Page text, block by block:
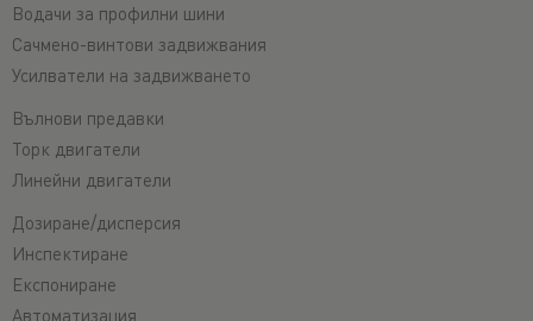
Водачи за профилни шини
Сачмено-винтови задвижвания
Усилватели на задвижването
Вълнови предавки
Торк двигатели
Линейни двигатели
Дозиране/дисперсия
Инспектиране
Експониране
Автоматизация